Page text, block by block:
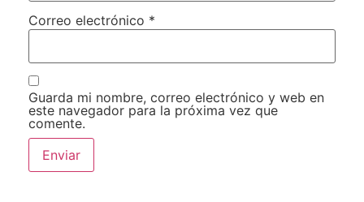
Correo electrónico *
Guarda mi nombre, correo electrónico y web en
este navegador para la próxima vez que
comente.